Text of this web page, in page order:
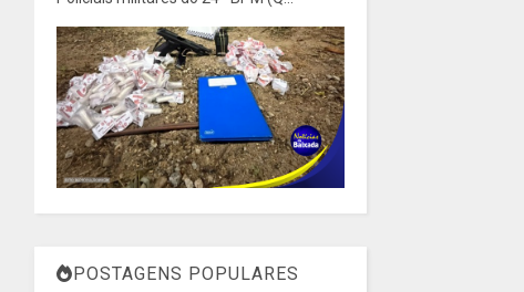
POSTAGENS POPULARES